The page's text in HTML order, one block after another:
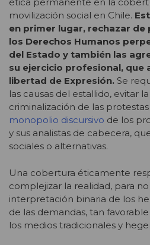
ética permanente en la
movilización social en Chile.
en primer lugar, rechazar de
los Derechos Humanos
del Estado y también las
su ejercicio profesional, que
libertad de Expresión. Se
las causas del estallido, evitar
criminalización de las
monopolio discursivo de los
y sus analistas de cabecera,
sociales o alternativas.
Una cobertura éticamente
complejizar la realidad, para
interpretación binaria de los
de las demandas, tan
los medios tradicionales y